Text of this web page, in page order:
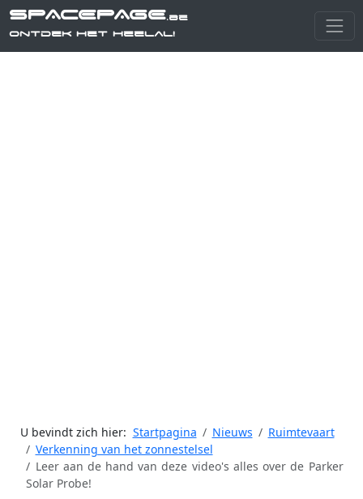
SPACEPAGE.be
Ontdek het heelal!
U bevindt zich hier: Startpagina Nieuws
Ruimtevaart
Verkenning van het zonnestelsel
Leer aan de hand van deze video's alles over de Parker
Solar Probe!